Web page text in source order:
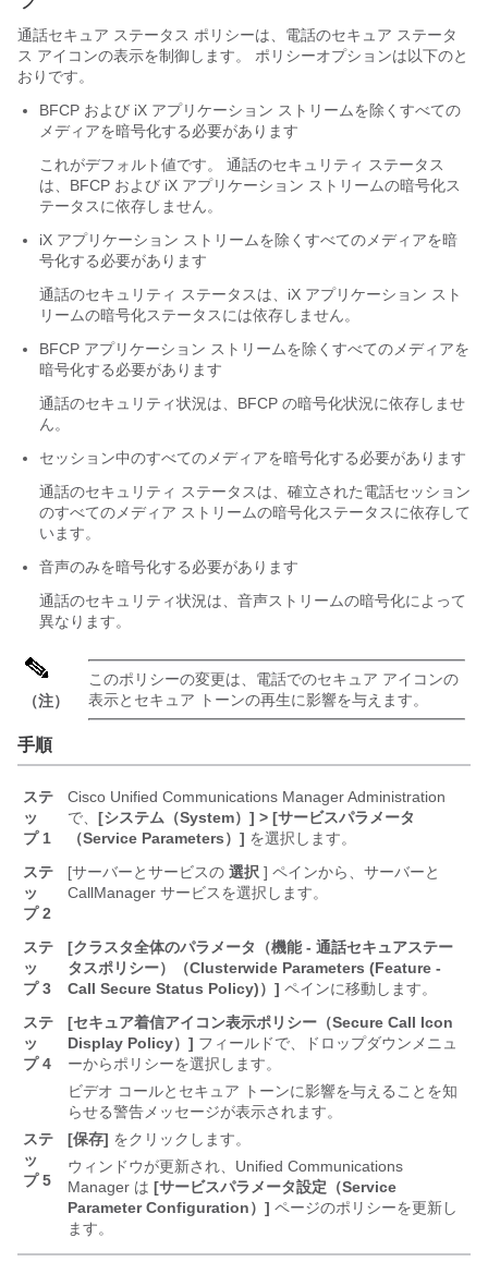
通話セキュア ステータス ポリシーは、電話のセキュア ステータ
ス アイコンの表示を制御します。 ポリシーオプションは以下のと
おりです。
BFCP および iX アプリケーション ストリームを除くすべての
メディアを暗号化する必要があります
これがデフォルト値です。 通話のセキュリティ ステータス
は、BFCP および iX アプリケーション ストリームの暗号化ス
テータスに依存しません。
iX アプリケーション ストリームを除くすべてのメディアを暗
号化する必要があります
通話のセキュリティ ステータスは、iX アプリケーション スト
リームの暗号化ステータスには依存しません。
BFCP アプリケーション ストリームを除くすべてのメディアを
暗号化する必要があります
通話のセキュリティ状況は、BFCP の暗号化状況に依存しませ
ん。
セッション中のすべてのメディアを暗号化する必要があります
通話のセキュリティ ステータスは、確立された電話セッション
のすべてのメディア ストリームの暗号化ステータスに依存して
います。
音声のみを暗号化する必要があります
通話のセキュリティ状況は、音声ストリームの暗号化によって
異なります。
（注）
このポリシーの変更は、電話でのセキュア アイコンの
表示とセキュア トーンの再生に影響を与えます。
手順
ステ
ッ
プ 1
Cisco Unified Communications Manager Administration
で、 [システム（System）] > [サービスパラメータ
（Service Parameters）] を選択します。
ステ
ッ
プ 2
[サーバーとサービスの 選択 ] ペインから、サーバーと
CallManager サービスを選択します。
ステ
ッ
プ 3
[クラスタ全体のパラメータ（機能 - 通話セキュアステー
タスポリシー）（Clusterwide Parameters (Feature -
Call Secure Status Policy)）] ペインに移動します。
ステ
ッ
プ 4
[セキュア着信アイコン表示ポリシー（Secure Call Icon
Display Policy）] フィールドで、ドロップダウンメニュ
ーからポリシーを選択します。
ビデオ コールとセキュア トーンに影響を与えることを知
らせる警告メッセージが表示されます。
ステ
ッ
プ 5
[保存] をクリックします。
ウィンドウが更新され、 Unified Communications
Manager は [サービスパラメータ設定（Service
Parameter Configuration）] ページのポリシーを更新し
ます。